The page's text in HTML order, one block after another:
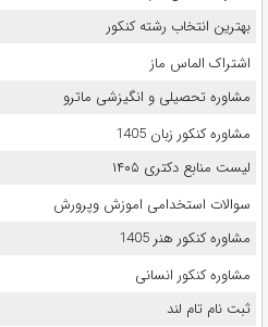
بهترین انتخاب رشته کنکور
اشتراک الماس ماز
مشاوره تحصیلی و انگیزشی ماترو
مشاوره کنکور زبان 1405
لیست منابع دکتری ۱۴۰۵
سوالات استخدامی اموزش وپرورش
مشاوره کنکور هنر 1405
مشاوره کنکور انسانی
ثبت نام تام لند